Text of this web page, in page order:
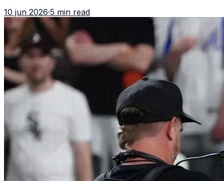
Inglaterra, Croacia y Ghana.
10 jun 2026·5 min read